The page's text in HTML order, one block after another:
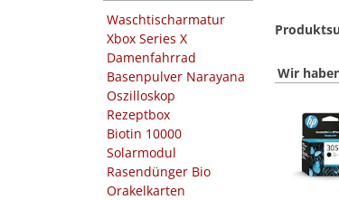
Waschtischarmatur
Xbox Series X
Damenfahrrad
Basenpulver Narayana
Oszilloskop
Rezeptbox
Biotin 10000
Solarmodul
Rasendünger Bio
Orakelkarten
Wir